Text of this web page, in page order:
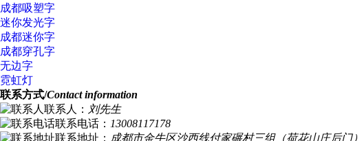
成都吸塑字
迷你发光字
成都迷你字
成都穿孔字
无边字
霓虹灯
联系方式/Contact information
联系人： 刘先生
联系电话： 13008117178
联系地址： 成都市金牛区沙西线付家碾村三组（荷花山庄后门）